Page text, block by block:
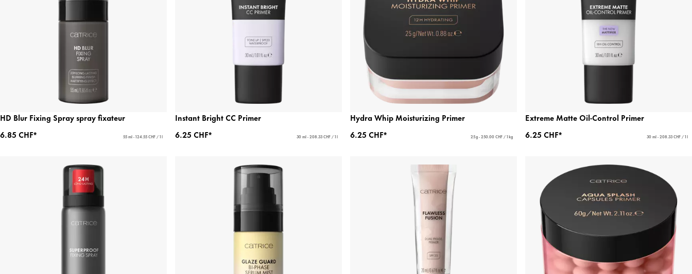
HD Blur Fixing Spray spray fixateur
6.85 CHF*
55 ml - 124.55 CHF / 1 l
Instant Bright CC Primer
6.25 CHF*
30 ml - 208.33 CHF / 1 l
Hydra Whip Moisturizing Primer
6.25 CHF*
25 g - 250.00 CHF / 1 kg
Extreme Matte Oil-Control Primer
6.25 CHF*
30 ml - 208.33 CHF / 1 l